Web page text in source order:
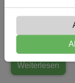
Waldbühne
Diesen Satz
2019, als die
auf den Weg zur
Weiterlesen